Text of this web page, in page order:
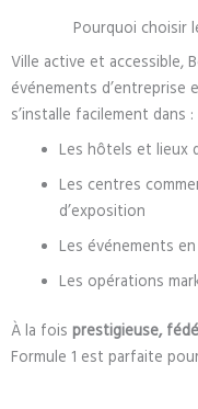
Pourquoi choisir
Ville active et accessible,
événements d’entreprise
s’installe facilement dans :
Les hôtels et lieux
Les centres
d’exposition
Les événements
Les opérations
À la fois prestigieuse,
Formule 1 est parfaite